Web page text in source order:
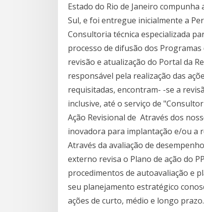
Estado do Rio de Janeiro
Sul, e foi entregue inicialmente a
Consultoria técnica especializada
processo de difusão dos
revisão e atualização do Portal da
responsável pela realização das
requisitadas, encontram- -se a
inclusive, até o serviço de
Ação Revisional de Através dos
inovadora para implantação e/ou a
Através da avaliação de
externo revisa o Plano de ação do
procedimentos de autoavaliação e
seu planejamento estratégico
ações de curto, médio e longo prazo.